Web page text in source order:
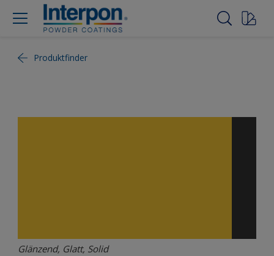
Produktfinder
Glänzend, Glatt, Solid